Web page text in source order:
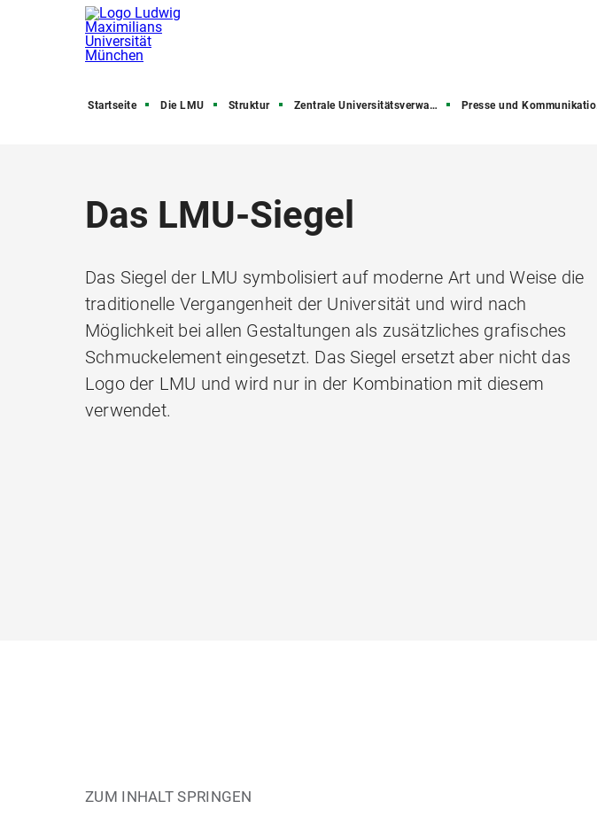
Startseite Die LMU Struktur Zentrale Universitätsverwaltung Presse und Kommunikation (PuK)
Das LMU-Siegel
Das Siegel der LMU symbolisiert auf moderne Art und Weise die
traditionelle Vergangenheit der Universität und wird nach
Möglichkeit bei allen Gestaltungen als zusätzliches grafisches
Schmuckelement eingesetzt. Das Siegel ersetzt aber nicht das
Logo der LMU und wird nur in der Kombination mit diesem
verwendet.
ZUM INHALT SPRINGEN